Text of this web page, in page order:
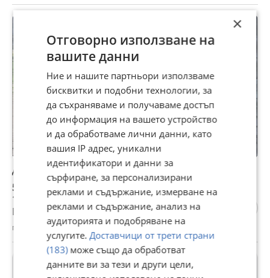
Дава под наем МЯСТО, гр. Аксаково, област Варна
550 €
1 075,71 лв
Цената е без ДДС
гр. Аксаково, Варна, 06 август
×
Отговорно използване на
вашите данни
Ние и нашите партньори използваме
бисквитки и подобни технологии, за
да съхраняваме и получаваме достъп
до информация на вашето устройство
и да обработваме лични данни, като
вашия IP адрес, уникални
идентификатори и данни за
сърфиране, за персонализирани
реклами и съдържание, измерване на
реклами и съдържание, анализ на
аудиторията и подобряване на
услугите.Доставчици от трети страни
(183)може също да обработват
данните ви за тези и други цели,